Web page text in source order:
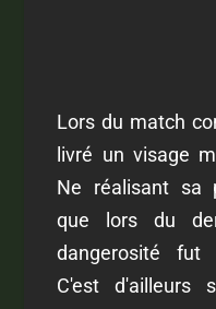
Lors du match
livré un visage
Ne réalisant sa
que lors du
dangerosité fut
C'est d'ailleurs